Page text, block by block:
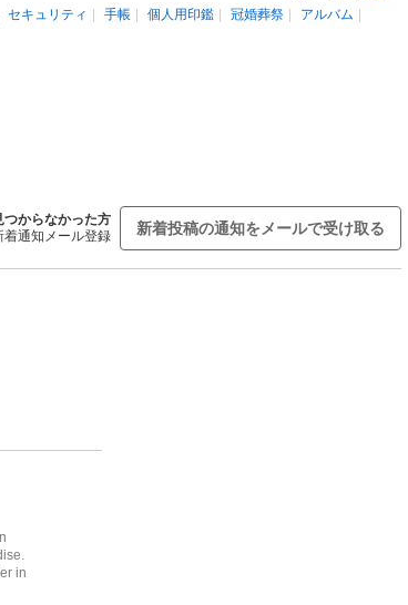
セキュリティ 手帳 個人用印鑑 冠婚葬祭
アルバム
からなかった方
通知メール登録
新着投稿の通知をメールで受け取る